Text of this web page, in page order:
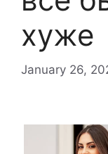
хуже
January 26,